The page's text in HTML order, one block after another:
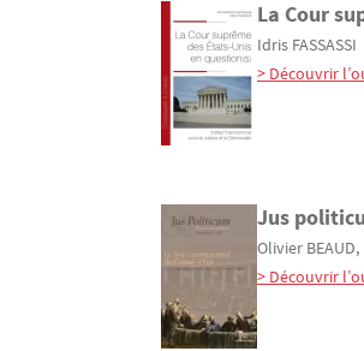
La Cour
Idris FASSASSI
> Découvrir
Jus
Olivier BEAUD
> Découvrir